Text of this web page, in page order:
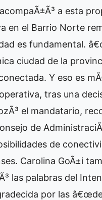
a esta
en el Barrio Norte
es fundamental.
ciudad de la
Y eso es
tras una
el mandatario,
de
de
Carolina GoÃ±i
las palabras del
por las